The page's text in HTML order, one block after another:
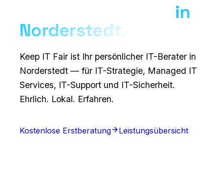
in
Norderstedt.
Keep IT Fair ist Ihr persönlicher IT-Berater in
Norderstedt — für IT-Strategie, Managed IT
Services, IT-Support und IT-Sicherheit.
Ehrlich. Lokal. Erfahren.
Kostenlose Erstberatung Leistungsübersicht